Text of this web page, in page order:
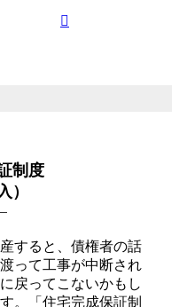
制度
）
すると、債権者の話
って工事が中断され
戻ってこないかもし
。「住宅完成保証制